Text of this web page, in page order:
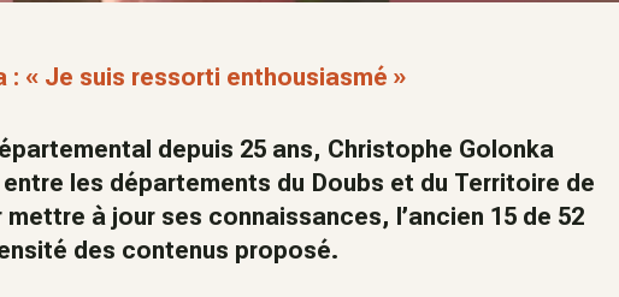
: « Je suis ressorti enthousiasmé »
depuis 25 ans, Christophe Golonka
les départements du Doubs et du Territoire de
à jour ses connaissances, l’ancien 15 de 52
des contenus proposé.